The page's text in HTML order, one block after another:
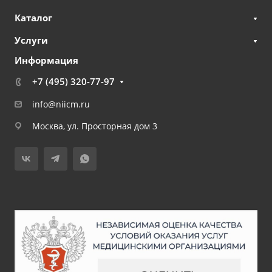
Каталог
Услуги
Информация
+7 (495) 320-77-97
info@niicm.ru
Москва, ул. Просторная дом 3